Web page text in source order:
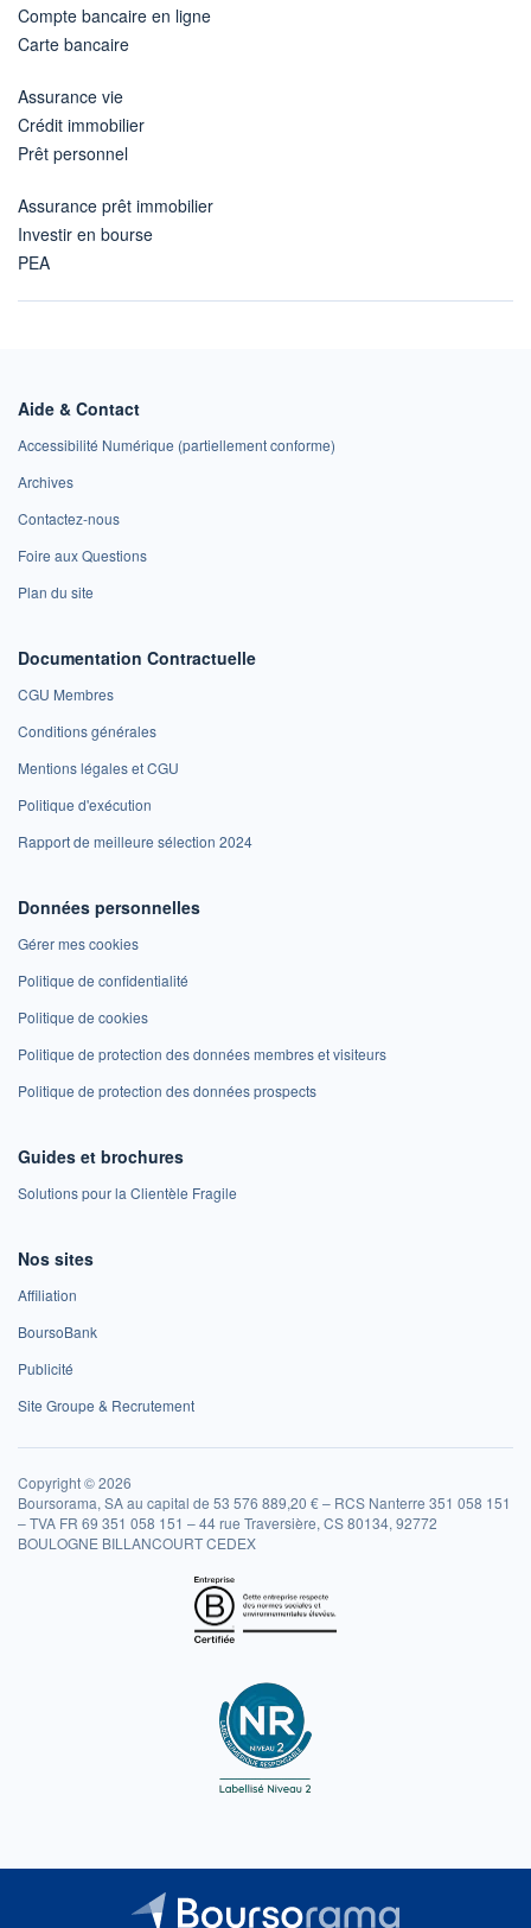
Compte bancaire en ligne
Carte bancaire
Assurance vie
Crédit immobilier
Prêt personnel
Assurance prêt immobilier
Investir en bourse
PEA
Aide & Contact
Accessibilité Numérique (partiellement conforme)
Archives
Contactez-nous
Foire aux Questions
Plan du site
Documentation Contractuelle
CGU Membres
Conditions générales
Mentions légales et CGU
Politique d'exécution
Rapport de meilleure sélection 2024
Données personnelles
Gérer mes cookies
Politique de confidentialité
Politique de cookies
Politique de protection des données membres et visiteurs
Politique de protection des données prospects
Guides et brochures
Solutions pour la Clientèle Fragile
Nos sites
Affiliation
BoursoBank
Publicité
Site Groupe & Recrutement
Copyright © 2026
Boursorama, SA au capital de 53 576 889,20 € – RCS Nanterre 351 058 151
– TVA FR 69 351 058 151 – 44 rue Traversière, CS 80134, 92772
BOULOGNE BILLANCOURT CEDEX